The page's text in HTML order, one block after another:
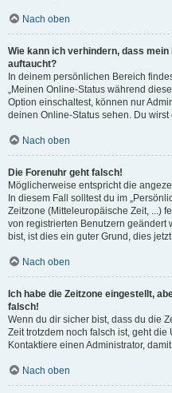
Nach oben
Wie kann ich verhindern, dass
auftaucht?
In deinem persönlichen Bereich
„Meinen Online-Status während
Option einschaltest, können nur
deinen Online-Status sehen. Du
Nach oben
Die Forenuhr geht falsch!
Möglicherweise entspricht die
In diesem Fall solltest du im
Zeitzone (Mitteleuropäische Zeit, ...)
von registrierten Benutzern geändert
bist, ist dies ein guter Grund, dies
Nach oben
Ich habe die Zeitzone eingestellt,
falsch!
Wenn du dir sicher bist, dass du die
Zeit trotzdem noch falsch ist, geht
Kontaktiere einen Administrator,
Nach oben